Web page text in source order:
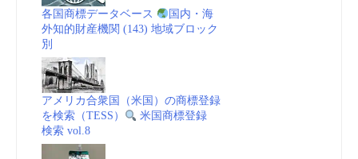
各国商標データベース
国内・海
外知的財産機関 (143) 地域ブロック
別
アメリカ合衆国（米国）の商標登録
を検索（TESS）
米国商標登録
検索 vol.8